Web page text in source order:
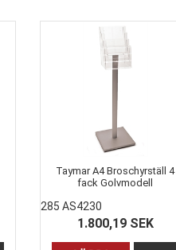
Taymar A4 Broschyrställ 4
fack Golvmodell
285 AS4230
1.800,19 SEK